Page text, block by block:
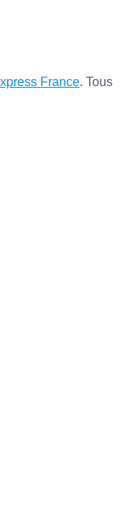
France. Tous